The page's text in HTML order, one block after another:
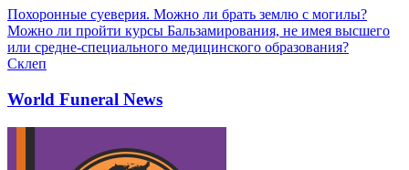
Похоронные суеверия. Можно ли брать землю с могилы?
Можно ли пройти курсы Бальзамирования, не имея высшего
или средне-специального медицинского образования?
Склеп
World Funeral News